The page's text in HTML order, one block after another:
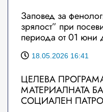
Заповед за
зрялост” при
периода от 01 юни
18.05.2026 16:41
ЦЕЛЕВА
МАТЕРИАЛНАТА
СОЦИАЛЕН